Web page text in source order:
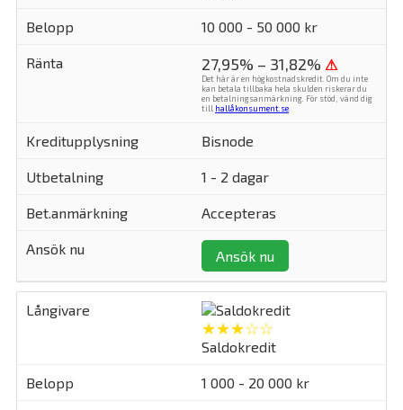
10 000 - 50 000 kr
27,95% – 31,82% ⚠
Det här är en högkostnadskredit. Om du inte
kan betala tillbaka hela skulden riskerar du
en betalningsanmärkning. För stöd, vänd dig
till hallåkonsument.se
Bisnode
1 - 2 dagar
Accepteras
Ansök nu
★★★☆☆
Saldokredit
1 000 - 20 000 kr